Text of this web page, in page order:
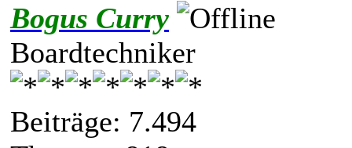
Bogus Curry
Boardtechniker
Beiträge: 7.494